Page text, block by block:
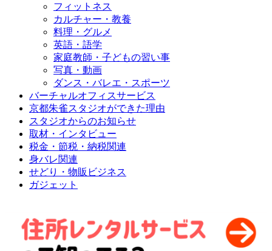
フィットネス
カルチャー・教養
料理・グルメ
英語・語学
家庭教師・子どもの習い事
写真・動画
ダンス・バレエ・スポーツ
バーチャルオフィスサービス
京都朱雀スタジオができた理由
スタジオからのお知らせ
取材・インタビュー
税金・節税・納税関連
身バレ関連
せどり・物販ビジネス
ガジェット